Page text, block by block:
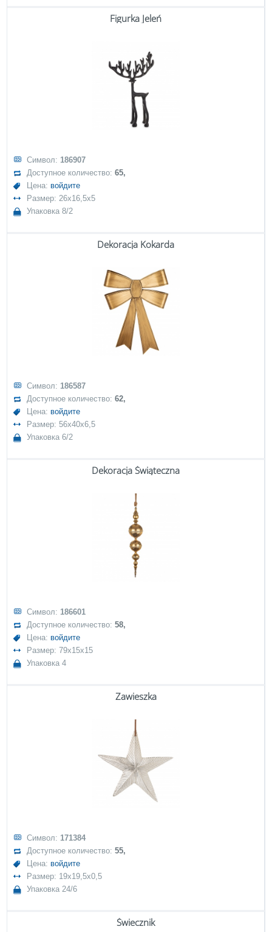
Figurka Jeleń
Символ: 186907
Доступное количество:65,
Цена: войдите
Размер: 26x16,5x5
Упаковка 8/2
Dekoracja Kokarda
Символ: 186587
Доступное количество:62,
Цена: войдите
Размер: 56x40x6,5
Упаковка 6/2
Dekoracja Świąteczna
Символ: 186601
Доступное количество:58,
Цена: войдите
Размер: 79x15x15
Упаковка 4
Zawieszka
Символ: 171384
Доступное количество:55,
Цена: войдите
Размер: 19x19,5x0,5
Упаковка 24/6
Świecznik